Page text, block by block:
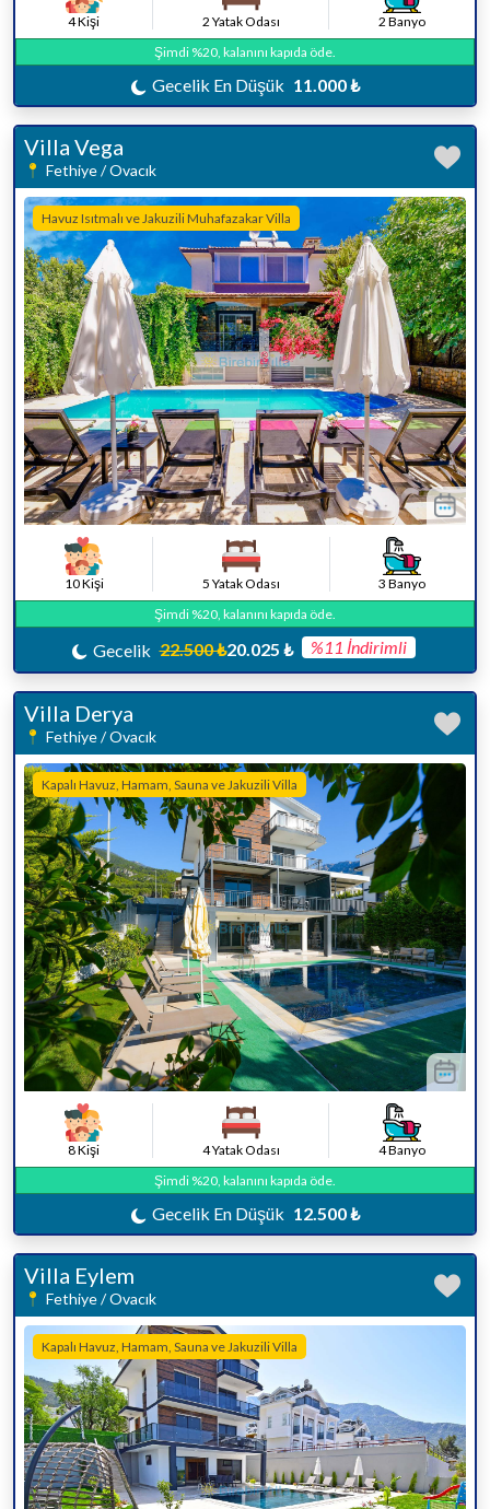
4 Kişi 2 Yatak Odası
2 Banyo
Şimdi %20, kalanını kapıda öde.
Gecelik En Düşük 11.000 ₺
Villa Vega
Fethiye / Ovacık
Havuz Isıtmalı ve Jakuzili Muhafazakar Villa
10 Kişi 5 Yatak Odası
3 Banyo
Şimdi %20, kalanını kapıda öde.
Gecelik 22.500 ₺20.025 ₺ %11 İndirimli
Villa Derya
Fethiye / Ovacık
Kapalı Havuz, Hamam, Sauna ve Jakuzili Villa
8 Kişi 4 Yatak Odası
4 Banyo
Şimdi %20, kalanını kapıda öde.
Gecelik En Düşük 12.500 ₺
Villa Eylem
Fethiye / Ovacık
Kapalı Havuz, Hamam, Sauna ve Jakuzili Villa